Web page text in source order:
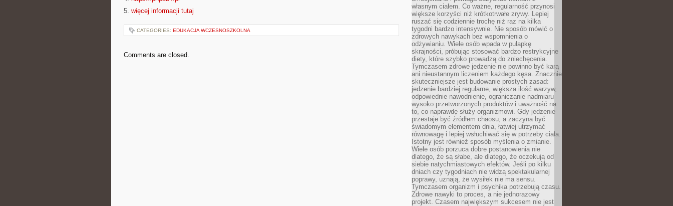
5. więcej informacji tutaj
CATEGORIES: EDUKACJA WCZESNOSZKOLNA
Comments are closed.
własnym ciałem. Co ważne, regularność przynosi
większe korzyści niż krótkotrwałe zrywy. Lepiej
ruszać się codziennie trochę niż raz na kilka
tygodni bardzo intensywnie. Nie sposób mówić o
zdrowych nawykach bez wspomnienia o
odżywianiu. Wiele osób wpada w pułapkę
skrajności, próbując stosować bardzo restrykcyjne
diety, które szybko prowadzą do zniechęcenia.
Tymczasem zdrowe jedzenie nie powinno być karą
ani nieustannym liczeniem każdego kęsa. Znacznie
skuteczniejsze jest budowanie prostych zasad:
jedzenie bardziej regularne, większa ilość warzyw,
odpowiednie nawodnienie, ograniczanie nadmiaru
wysoko przetworzonych produktów i uważność na
to, co naprawdę służy organizmowi. Gdy jedzenie
przestaje być źródłem chaosu, a zaczyna być
świadomym elementem dnia, łatwiej utrzymać
równowagę i lepiej wsłuchiwać się w potrzeby ciała.
Istotny jest również sposób myślenia o zmianie.
Wiele osób porzuca dobre postanowienia nie
dlatego, że są słabe, ale dlatego, że oczekują od
siebie natychmiastowych efektów. Jeśli po kilku
dniach czy tygodniach nie widzą spektakularnej
poprawy, uznają, że wysiłek nie ma sensu.
Tymczasem organizm i psychika potrzebują czasu.
Zdrowe nawyki to proces, a nie jednorazowy
projekt. Czasem największym sukcesem nie jest